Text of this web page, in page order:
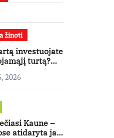
žinoti
investuojate
turtą?
būstą, kuris
grąžą
2026
Kaune –
atidaryta jau